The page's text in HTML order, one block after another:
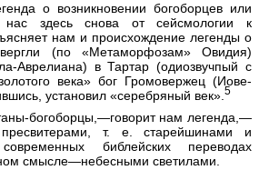
о возникновении богоборцев или
нас здесь снова от сейсмологии к
нам и происхождение легенды о
(по «Метаморфозам» Овидия)
Аврелиана) в Тартар (одиозвучпый с
века» бог Громовержец (Иове-
установил «серебряный век». 5
богоборцы,—говорит нам легенда,—
т. е. старейшинами и
библейских переводах
смысле—небесными светилами.